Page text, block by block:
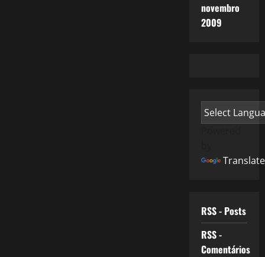
novembro
2009
Translate
RSS - Posts
RSS -
Comentários